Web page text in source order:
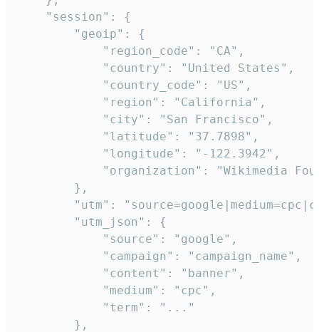
    "session": {
        "geoip": {
            "region_code": "CA",
            "country": "United States",
            "country_code": "US",
            "region": "California",
            "city": "San Francisco",
            "latitude": "37.7898",
            "longitude": "-122.3942",
"organization": "Wikimedia
        },
"utm":
        "utm_json": {
            "source": "google",
            "campaign": "campaign_name",
            "content": "banner",
            "medium": "cpc",
            "term": "..."
        },